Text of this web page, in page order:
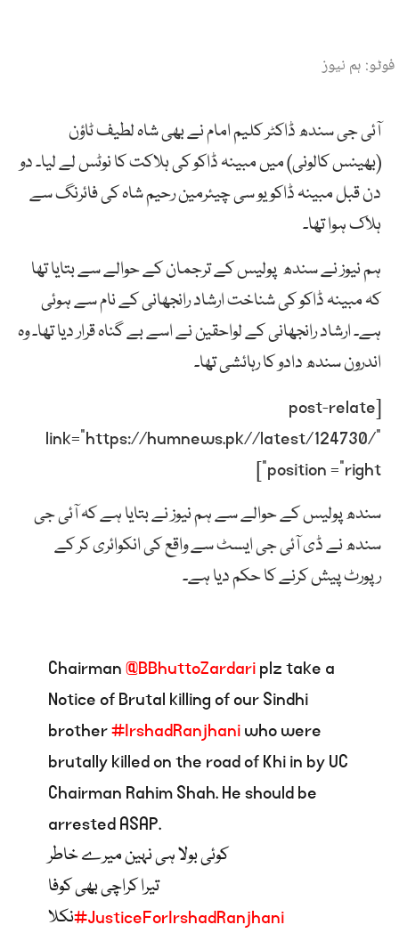
فوٹو: ہم نیوز
آئی جی سندھ ڈاکٹر کلیم امام نے بھی شاہ لطیف ٹاؤن
(بھینس کالونی) میں مبینہ ڈاکو کی ہلاکت کا نوٹس لے لیا۔ دو
دن قبل مبینہ ڈاکو یو سی چیئرمین رحیم شاہ کی فائرنگ سے
ہلاک ہوا تھا۔
ہم نیوز نے سندھ پولیس کے ترجمان کے حوالے سے بتایا تھا
کہ مبینہ ڈاکو کی شناخت ارشاد رانجھانی کے نام سے ہوئی
ہے۔ ارشاد رانجھانی کے لواحقین نے اسے بے گناہ قرار دیا تھا۔ وہ
اندرون سندھ دادو کا رہائشی تھا۔
[post-relate
link=”https://humnews.pk//latest/124730/”
position =”right”]
سندھ پولیس کے حوالے سے ہم نیوز نے بتایا ہے کہ آئی جی
سندھ نے ڈی آئی جی ایسٹ سے واقع کی انکوائری کر کے
رپورٹ پیش کرنے کا حکم دیا ہے۔
Chairman@BBhuttoZardariplz take a
Notice of Brutal killing of our Sindhi
brother#IrshadRanjhaniwho were
brutally killed on the road of Khi in by UC
Chairman Rahim Shah. He should be
arrested ASAP.
کوئی بولا ہی نہین میرے خاطر
تیرا کراچی بھی کوفا
نکلا#JusticeForIrshadRanjhani